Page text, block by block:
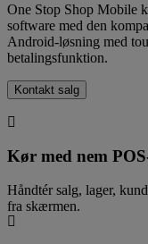
One Stop Shop Mobile
software med den
Android-løsning med
betalingsfunktion.
Kontakt salg
Kør med nem
Håndtér salg, lager,
fra skærmen.